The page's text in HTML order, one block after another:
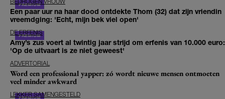
Een paar uur na haar dood ontdekte Thom (32) dat zijn vriendin
vreemdging: 'Echt, mijn bek viel open'
DE ERFENIS
Amy’s zus voert al twintig jaar strijd om erfenis van 10.000 euro:
'Op de uitvaart is ze niet geweest'
ADVERTORIAL
Word een professional yapper: zó wordt nieuwe mensen ontmoeten
veel minder awkward
LEKKER SAMENGESTELD